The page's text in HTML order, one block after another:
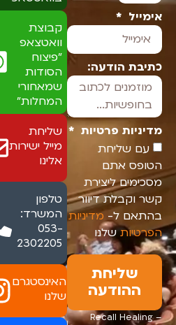
אימייל
כתיבת הודעה:
מדיניות פרטיות
עם שליחת
הטופס אתם
מסכימים ליצירת
קשר וקבלת דיוור
בהתאם ל-מדיניות
הפרטיותשלנו
שליחת
ההודעה
Recall Healing –
קבוצת
וואטצאפ
"פיצוח
הסודות
שמאחורי
המחלות"
שליחת
מייל ישירות
אלינו
טלפון
המשרד:
053-
2302205
האינסטגרם
שלנו